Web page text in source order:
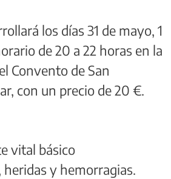
los días 31 de mayo, 1
de 20 a 22 horas en la
Convento de San
con un precio de 20 €.
vital básico
y hemorragias.